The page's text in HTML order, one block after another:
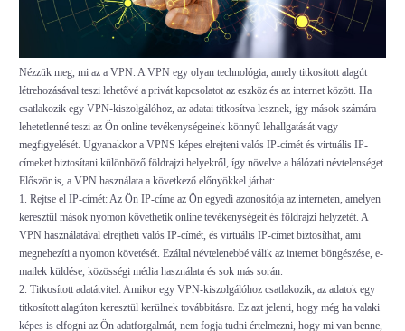
Nézzük meg, mi az a VPN. A VPN egy olyan technológia, amely titkosított alagút
létrehozásával teszi lehetővé a privát kapcsolatot az eszköz és az internet között. Ha
csatlakozik egy VPN-kiszolgálóhoz, az adatai titkosítva lesznek, így mások számára
lehetetlenné teszi az Ön online tevékenységeinek könnyű lehallgatását vagy
megfigyelését. Ugyanakkor a VPNS képes elrejteni valós IP-címét és virtuális IP-
címeket biztosítani különböző földrajzi helyekről, így növelve a hálózati névtelenséget.
Először is, a VPN használata a következő előnyökkel járhat:
1. Rejtse el IP-címét: Az Ön IP-címe az Ön egyedi azonosítója az interneten, amelyen
keresztül mások nyomon követhetik online tevékenységeit és földrajzi helyzetét. A
VPN használatával elrejtheti valós IP-címét, és virtuális IP-címet biztosíthat, ami
megnehezíti a nyomon követését. Ezáltal névtelenebbé válik az internet böngészése, e-
mailek küldése, közösségi média használata és sok más során.
2. Titkosított adatátvitel: Amikor egy VPN-kiszolgálóhoz csatlakozik, az adatok egy
titkosított alagúton keresztül kerülnek továbbításra. Ez azt jelenti, hogy még ha valaki
képes is elfogni az Ön adatforgalmát, nem fogja tudni értelmezni, hogy mi van benne,